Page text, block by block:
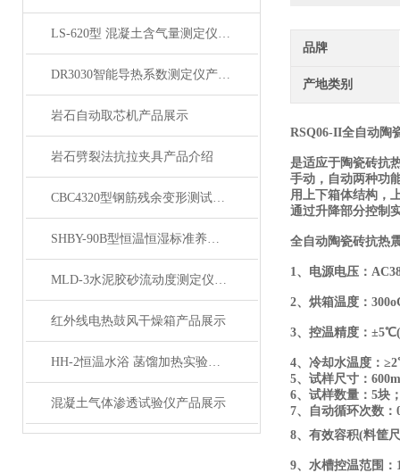
LS-620型 混凝土含气量测定仪产品展示
DR3030智能导热系数测定仪产品展示
岩石自动取芯机产品展示
岩石劈裂法抗拉夹具产品介绍
CBC4320型钢筋残余变形测试仪产品展示
SHBY-90B型恒温恒湿标准养护箱 产品展示
MLD-3水泥胶砂流动度测定仪产品简介
红外线电热鼓风干燥箱产品展示
HH-2恒温水浴 菡馏加热实验器材产品展示
混凝土气体渗透试验仪产品展示
品牌
产地类别
RSQ06-II全自动陶
是适应于陶瓷砖抗
手动，自动两种功
用上下箱体结构，
通过升降部分控制
全自动陶瓷砖抗热
1、电源电压：
2、烘箱温度：
3、控温精度：
4、冷却水温度：
5、试样尺寸：
6、试样数量：5块
7、自动循环次数：
8、有效容积(料筐
9、水槽控温范围